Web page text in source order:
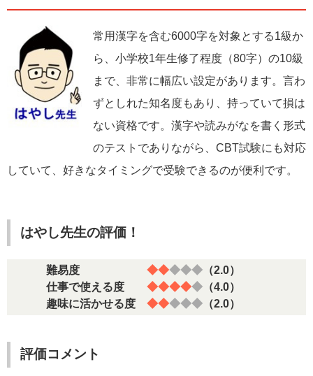
常用漢字を含む6000字を対象とする1級か
ら、小学校1年生修了程度（80字）の10級
まで、非常に幅広い設定があります。言わ
ずとしれた知名度もあり、持っていて損は
ない資格です。漢字や読みがなを書く形式
のテストでありながら、CBT試験にも対応
していて、好きなタイミングで受験できるのが便利です。
はやし先生の評価！
難易度 ◆◆◆◆◆ （2.0）
仕事で使える度 ◆◆◆◆◆ （4.0）
趣味に活かせる度 ◆◆◆◆◆ （2.0）
評価コメント